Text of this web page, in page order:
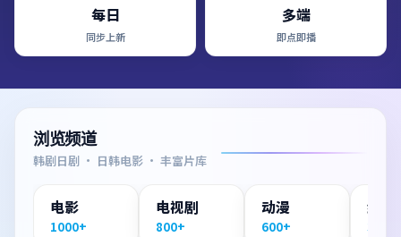
每日
同步上新
多端
即点即播
浏览频道
韩剧日剧 · 日韩电影 · 丰富片库
电影
1000+
电视剧
800+
动漫
600+
纪录
300+